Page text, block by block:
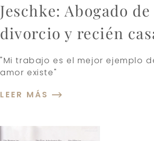
Jeschke: Abogado de
divorcio y recién
"Mi trabajo es el mejor ejemplo
amor existe"
LEER MÁS